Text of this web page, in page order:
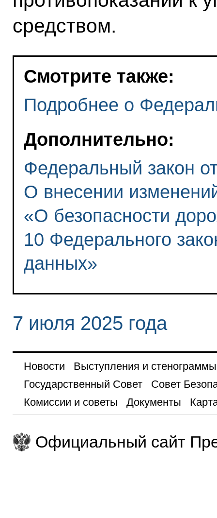
средством.
Смотрите также:
Подробнее о
Дополнительно:
Федеральный закон
О внесении
«О безопасности
10 Федерального
данных»
7 июля 2025 года
Новости
Выступления и стенограммы
Государственный Совет
Совет
Комиссии и советы
Документы
Официальный сайт